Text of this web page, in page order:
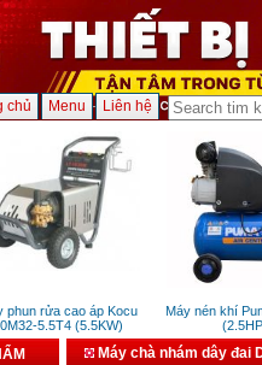
chủ Menu Liên hệ
rửa cao áp Kocu
5.5T4 (5.5KW)
Máy nén khí
(2.5HP)
Máy chà nhám dây đai